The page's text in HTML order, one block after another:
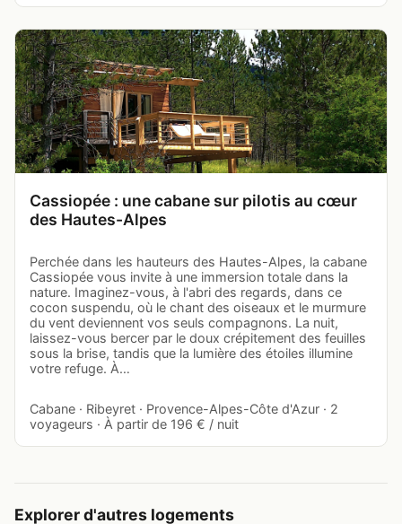
Cassiopée : une cabane sur pilotis au cœur
des Hautes-Alpes
Perchée dans les hauteurs des Hautes-Alpes, la cabane
Cassiopée vous invite à une immersion totale dans la
nature. Imaginez-vous, à l'abri des regards, dans ce
cocon suspendu, où le chant des oiseaux et le murmure
du vent deviennent vos seuls compagnons. La nuit,
laissez-vous bercer par le doux crépitement des feuilles
sous la brise, tandis que la lumière des étoiles illumine
votre refuge. À…
Cabane · Ribeyret · Provence-Alpes-Côte d'Azur · 2
voyageurs · À partir de 196 € / nuit
Explorer d'autres logements